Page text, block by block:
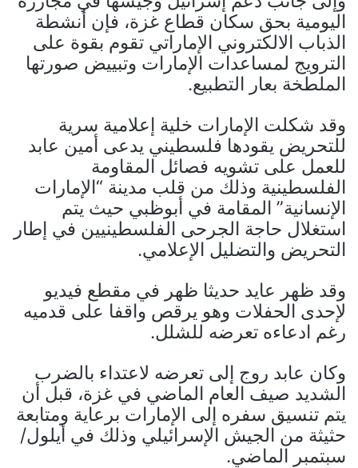
اليومية بحق سكان قطاع غزة، فإن أنشطة
الذباب الالكتروني الإماراتي تقوم بقوة على
الترويج لمساعدات الإمارات وتبييض صورتها
الملطخة بعار التطبيع.
وقد شكلت الإمارات خلية إعلامية سرية
للتحريض يقودها فلسطيني يدعى أمين عابد
للعمل على تشويه فصائل المقاومة
الفلسطينية وذلك من قلب مدينة “الإمارات
الإنسانية” المقامة في أبوظبي حيث يتم
استغلال حاجة الجرحى الفلسطينيين في إطار
التحريض والتضليل الإعلامي.
وقد ظهر عايد حديثا ظهر في مقطع فيديو
لإحدى الحفلات وهو يرقص واقفا على قدميه
رغم ادعاءه تعرضه للشلل.
وكان عابد روج إلى تعرضه لاعتداء بالضرب
الشديد صيف العام الماضي في غزة، قبل أن
يتم تنسيق سفره إلى الإمارات برعاية ومتابعة
حثيثة من الجيش الإسرائيلي وذلك في أيلول/
سبتمبر الماضي.